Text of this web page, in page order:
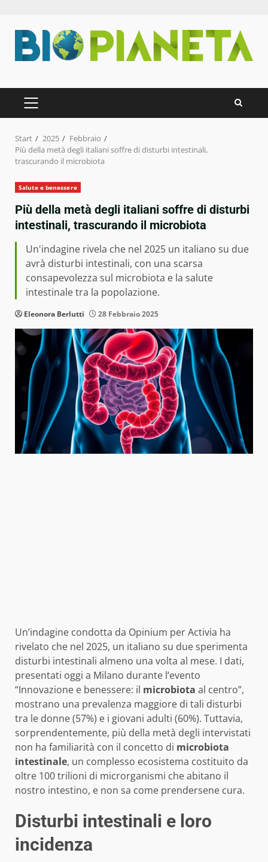
Inhalt
springen
PRIMÄRES
MENÜ
Start 2025
Febbraio
Più della metà degli italiani soffre di disturbi intestinali,
trascurando il microbiota
Salute e benessere
Più della metà degli italiani soffre di disturbi
intestinali, trascurando il microbiota
Un'indagine rivela che nel 2025 un italiano su due
avrà disturbi intestinali, con una scarsa
consapevolezza sul microbiota e la salute
intestinale tra la popolazione.
Eleonora Berlutti 28 Febbraio 2025
Un’indagine condotta da Opinium per Activia ha
rivelato che nel 2025, un italiano su due sperimenta
disturbi intestinali almeno una volta al mese. I dati,
presentati oggi a Milano durante l’evento
“Innovazione e benessere: il microbiota al centro”,
mostrano una prevalenza maggiore di tali disturbi
tra le donne (57%) e i giovani adulti (60%). Tuttavia,
sorprendentemente, più della metà degli intervistati
non ha familiarità con il concetto di microbiota
intestinale, un complesso ecosistema costituito da
oltre 100 trilioni di microrganismi che abitano il
nostro intestino, e non sa come prendersene cura.
Disturbi intestinali e loro
incidenza